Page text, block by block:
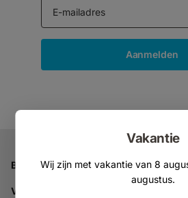
Vakantie
Wij zijn met vakantie van 8
augustus.
Aanmelden
Bedrijfsgegevens
Vitabron